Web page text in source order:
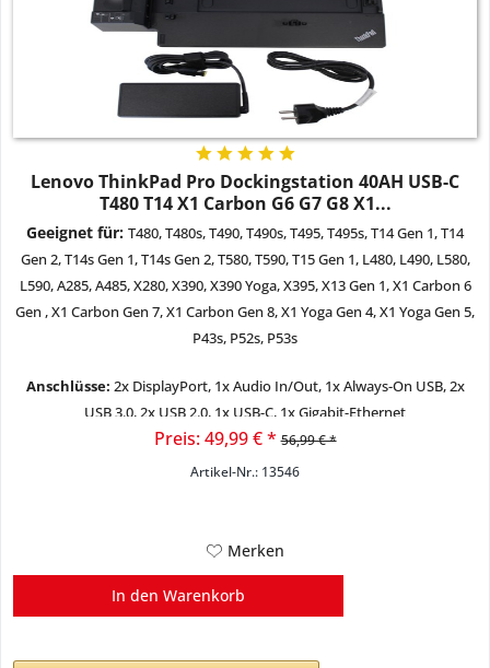
Lenovo ThinkPad Pro Dockingstation 40AH USB-C
T480 T14 X1 Carbon G6 G7 G8 X1...
Geeignet für:T480, T480s, T490, T490s, T495, T495s, T14 Gen 1, T14
Gen 2, T14s Gen 1, T14s Gen 2, T580, T590, T15 Gen 1, L480, L490, L580,
L590, A285, A485, X280, X390, X390 Yoga, X395, X13 Gen 1,X1 Carbon 6
Gen , X1 Carbon Gen 7, X1 Carbon Gen 8, X1 Yoga Gen 4,X1 Yoga Gen 5,
P43s, P52s, P53s
Anschlüsse: 2x DisplayPort, 1x Audio In/Out, 1x Always-On USB, 2x
USB 3.0, 2x USB 2.0, 1x USB-C, 1x Gigabit-Ethernet
Preis: 49,99 € * 56,99 € *
Artikel-Nr.: 13546
Merken
In den Warenkorb